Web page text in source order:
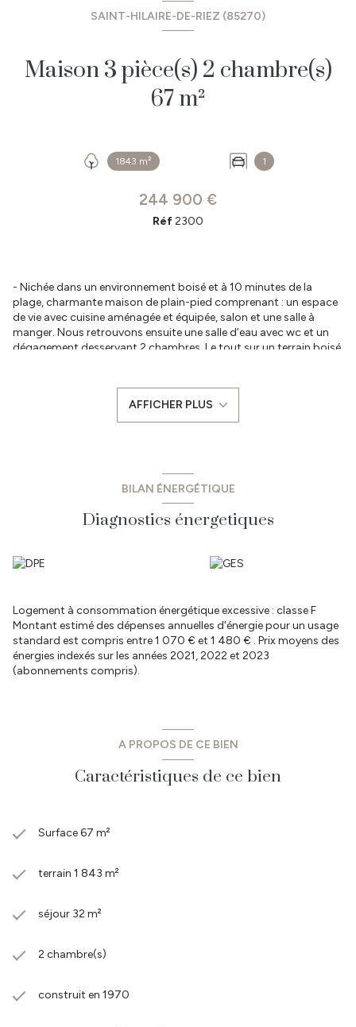
SAINT-HILAIRE-DE-RIEZ (85270)
Maison 3 pièce(s) 2 chambre(s)
67 m²
1843 m² 1
244 900 €
Réf2300
- Nichée dans un environnement boisé et à 10 minutes de la
plage, charmante maison de plain-pied comprenant : un espace
de vie avec cuisine aménagée et équipée, salon et une salle à
manger. Nous retrouvons ensuite une salle d’eau avec wc et un
dégagement desservant 2 chambres. Le tout sur un terrain boisé
- A savoir : Mise en conformité de l'assainissement à prévoir.
- Les informations sur les risques auxquels ce bien est exposé
sont disponibles sur le site Géorisques :www.georisques.gouv.fr
contactez Matthieu BOURGAULT au 07 86 22 50 63.
AFFICHER PLUS
BILAN ÉNERGÉTIQUE
Diagnostics énergetiques
Logement à consommation énergétique excessive : classe F
Montant estimé des dépenses annuelles d'énergie pour un usage
standard est compris entre 1 070 € et 1 480 € . Prix moyens des
énergies indexés sur les années 2021, 2022 et 2023
(abonnements compris).
A PROPOS DE CE BIEN
Caractéristiques de ce bien
Surface 67 m²
terrain 1 843 m²
séjour 32 m²
2 chambre(s)
construit en 1970